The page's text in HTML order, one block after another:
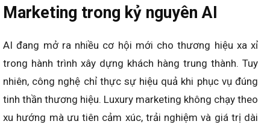
Marketing trong kỷ nguyên AI
AI đang mở ra nhiều cơ hội mới cho thương hiệu xa xỉ
trong hành trình xây dựng khách hàng trung thành. Tuy
nhiên, công nghệ chỉ thực sự hiệu quả khi phục vụ đúng
tinh thần thương hiệu. Luxury marketing không chạy theo
xu hướng mà ưu tiên cảm xúc, trải nghiệm và giá trị dài